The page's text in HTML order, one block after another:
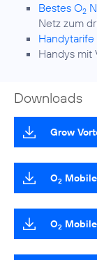
Bestes O2
Netz zum
Handytarife
Handys mit
Downloads
Grow
O2
O2